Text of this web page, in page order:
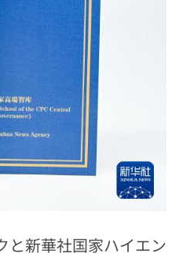
と新華社国家ハイエン